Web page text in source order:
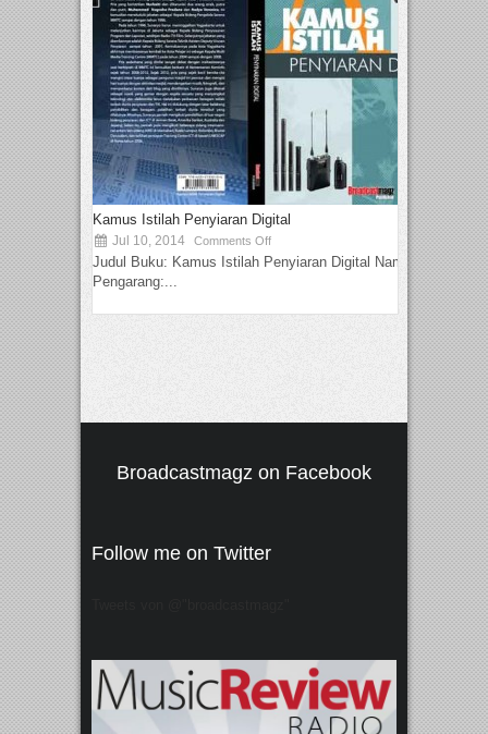
Kamus Istilah Penyiaran Digital
Jul 10, 2014 Comments Off
Judul Buku: Kamus Istilah Penyiaran Digital Nama
Pengarang:...
Broadcastmagz on Facebook
Follow me on Twitter